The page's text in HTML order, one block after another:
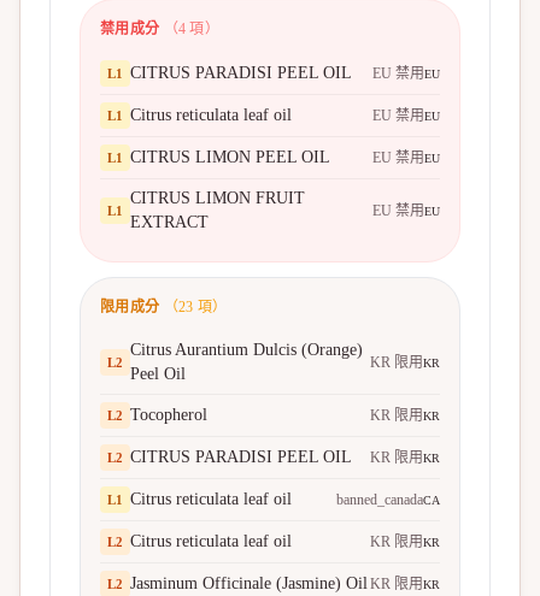
禁用成分 （4 項）
L1 CITRUS PARADISI PEEL OIL EU 禁用EU
L1 Citrus reticulata leaf oil EU 禁用EU
L1 CITRUS LIMON PEEL OIL EU 禁用EU
L1
CITRUS LIMON FRUIT
EXTRACT
EU 禁用EU
限用成分 （23 項）
L2
Citrus Aurantium Dulcis (Orange)
Peel Oil
KR 限用KR
L2 Tocopherol KR 限用KR
L2 CITRUS PARADISI PEEL OIL KR 限用KR
L1 Citrus reticulata leaf oil banned_canadaCA
L2 Citrus reticulata leaf oil KR 限用KR
L2 Jasminum Officinale (Jasmine) OilKR 限用KR